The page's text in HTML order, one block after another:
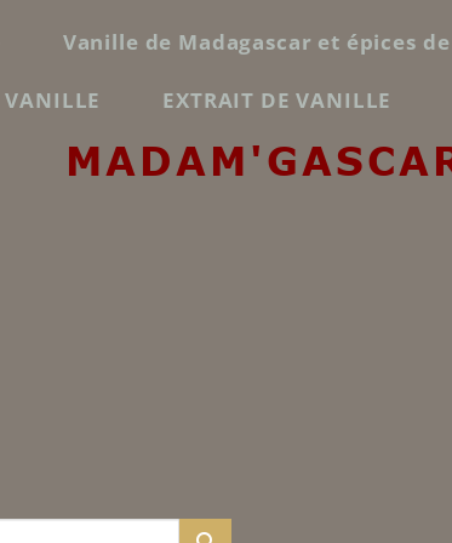
Vanille de Madagascar et épices
VANILLE EXTRAIT DE VANILLE